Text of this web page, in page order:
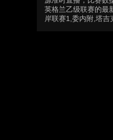
英格兰乙级联赛的最
岸联赛1,委内附,塔吉